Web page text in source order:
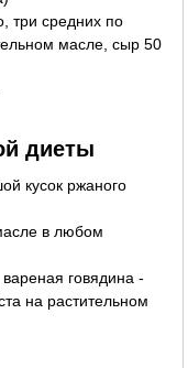
три средних по
масле, сыр 50
диеты
кусок ржаного
в любом
говядина -
на растительном